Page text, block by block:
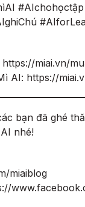
miai.vn/
AI: https://
bạn đã ghé
nhé!
miaiblog